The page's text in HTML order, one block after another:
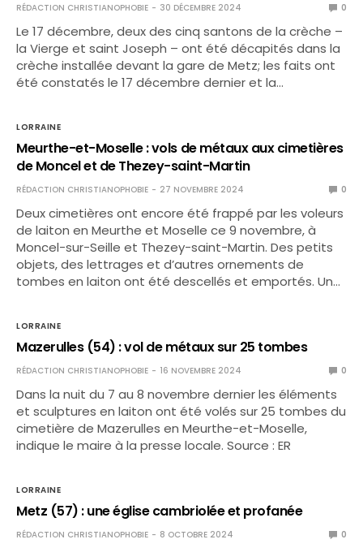
RÉDACTION CHRISTIANOPHOBIE 30 DÉCEMBRE 2024 0
Le 17 décembre, deux des cinq santons de la crèche –
la Vierge et saint Joseph – ont été décapités dans la
crèche installée devant la gare de Metz; les faits ont
été constatés le 17 décembre dernier et la…
LORRAINE
Meurthe-et-Moselle : vols de métaux aux cimetières
de Moncel et de Thezey-saint-Martin
RÉDACTION CHRISTIANOPHOBIE 27 NOVEMBRE 2024 0
Deux cimetières ont encore été frappé par les voleurs
de laiton en Meurthe et Moselle ce 9 novembre, à
Moncel-sur-Seille et Thezey-saint-Martin. Des petits
objets, des lettrages et d’autres ornements de
tombes en laiton ont été descellés et emportés. Un…
LORRAINE
Mazerulles (54) : vol de métaux sur 25 tombes
RÉDACTION CHRISTIANOPHOBIE 16 NOVEMBRE 2024 0
Dans la nuit du 7 au 8 novembre dernier les éléments
et sculptures en laiton ont été volés sur 25 tombes du
cimetière de Mazerulles en Meurthe-et-Moselle,
indique le maire à la presse locale. Source : ER
LORRAINE
Metz (57) : une église cambriolée et profanée
RÉDACTION CHRISTIANOPHOBIE 8 OCTOBRE 2024 0